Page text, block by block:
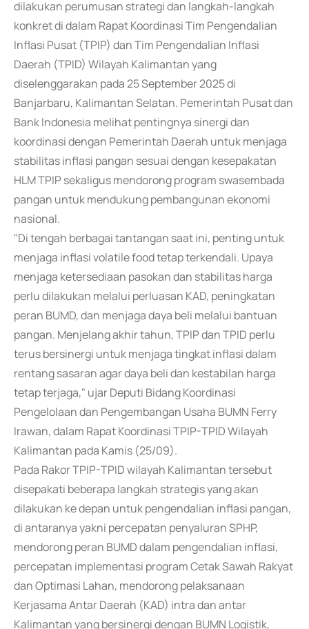
dilakukan perumusan strategi dan langkah-langkah
konkret di dalam Rapat Koordinasi Tim Pengendalian
Inflasi Pusat (TPIP) dan Tim Pengendalian Inflasi
Daerah (TPID) Wilayah Kalimantan yang
diselenggarakan pada 25 September 2025 di
Banjarbaru, Kalimantan Selatan. Pemerintah Pusat dan
Bank Indonesia melihat pentingnya sinergi dan
koordinasi dengan Pemerintah Daerah untuk menjaga
stabilitas inflasi pangan sesuai dengan kesepakatan
HLM TPIP sekaligus mendorong program swasembada
pangan untuk mendukung pembangunan ekonomi
nasional.
"Di tengah berbagai tantangan saat ini, penting untuk
menjaga inflasi volatile food tetap terkendali. Upaya
menjaga ketersediaan pasokan dan stabilitas harga
perlu dilakukan melalui perluasan KAD, peningkatan
peran BUMD, dan menjaga daya beli melalui bantuan
pangan. Menjelang akhir tahun, TPIP dan TPID perlu
terus bersinergi untuk menjaga tingkat inflasi dalam
rentang sasaran agar daya beli dan kestabilan harga
tetap terjaga," ujar Deputi Bidang Koordinasi
Pengelolaan dan Pengembangan Usaha BUMN Ferry
Irawan, dalam Rapat Koordinasi TPIP-TPID Wilayah
Kalimantan pada Kamis (25/09).
Pada Rakor TPIP-TPID wilayah Kalimantan tersebut
disepakati beberapa langkah strategis yang akan
dilakukan ke depan untuk pengendalian inflasi pangan,
di antaranya yakni percepatan penyaluran SPHP,
mendorong peran BUMD dalam pengendalian inflasi,
percepatan implementasi program Cetak Sawah Rakyat
dan Optimasi Lahan, mendorong pelaksanaan
Kerjasama Antar Daerah (KAD) intra dan antar
Kalimantan yang bersinergi dengan BUMN Logistik,